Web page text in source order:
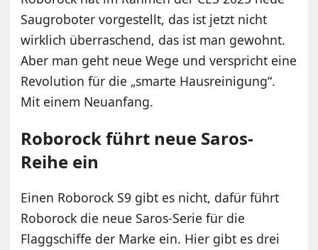
Saugroboter vorgestellt, das ist jetzt nicht
wirklich überraschend, das ist man gewohnt.
Aber man geht neue Wege und verspricht eine
Revolution für die „smarte Hausreinigung“.
Mit einem Neuanfang.
Roborock führt neue Saros-
Reihe ein
Einen Roborock S9 gibt es nicht, dafür führt
Roborock die neue Saros-Serie für die
Flaggschiffe der Marke ein. Hier gibt es drei